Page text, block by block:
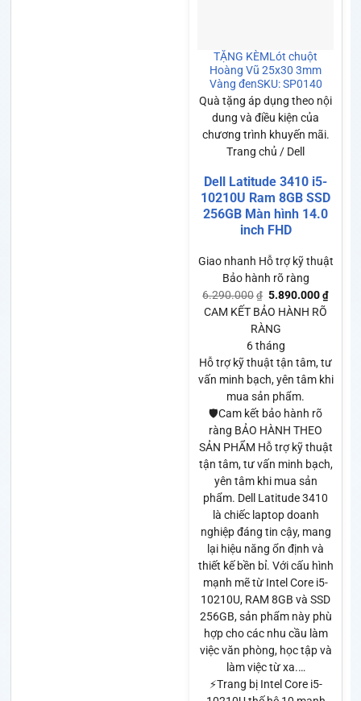
TẶNG KÈMLót chuột
Hoàng Vũ 25x30 3mm
Vàng đenSKU: SP0140
Quà tặng áp dụng theo nội
dung và điều kiện của
chương trình khuyến mãi.
Trang chủ / Dell
Dell Latitude 3410 i5-
10210U Ram 8GB SSD
256GB Màn hình 14.0
inch FHD
Giao nhanh Hỗ trợ kỹ thuật
Bảo hành rõ ràng
6.290.000 ₫ 5.890.000 ₫
CAM KẾT BẢO HÀNH RÕ
RÀNG
6 tháng
Hỗ trợ kỹ thuật tận tâm, tư
vấn minh bạch, yên tâm khi
mua sản phẩm.
🛡️Cam kết bảo hành rõ
ràng BẢO HÀNH THEO
SẢN PHẨM Hỗ trợ kỹ thuật
tận tâm, tư vấn minh bạch,
yên tâm khi mua sản
phẩm. Dell Latitude 3410
là chiếc laptop doanh
nghiệp đáng tin cậy, mang
lại hiệu năng ổn định và
thiết kế bền bỉ. Với cấu hình
mạnh mẽ từ Intel Core i5-
10210U, RAM 8GB và SSD
256GB, sản phẩm này phù
hợp cho các nhu cầu làm
việc văn phòng, học tập và
làm việc từ xa.…
⚡Trang bị Intel Core i5-